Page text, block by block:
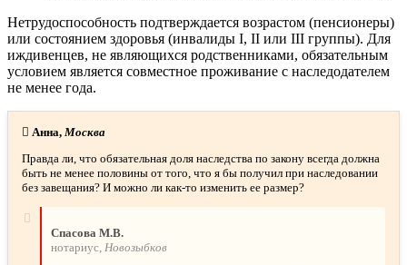
Нетрудоспособность подтверждается возрастом (пенсионеры)
или состоянием здоровья (инвалиды I, II или III группы). Для
иждивенцев, не являющихся родственниками, обязательным
условием является совместное проживание с наследодателем
не менее года.
Анна, Москва
Правда ли, что обязательная доля наследства по закону всегда должна
быть не менее половины от того, что я бы получил при наследовании
без завещания? И можно ли как-то изменить ее размер?
Спасова М.В.
нотариус, Новозыбков